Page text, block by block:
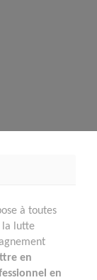
à toutes
la lutte
en
en